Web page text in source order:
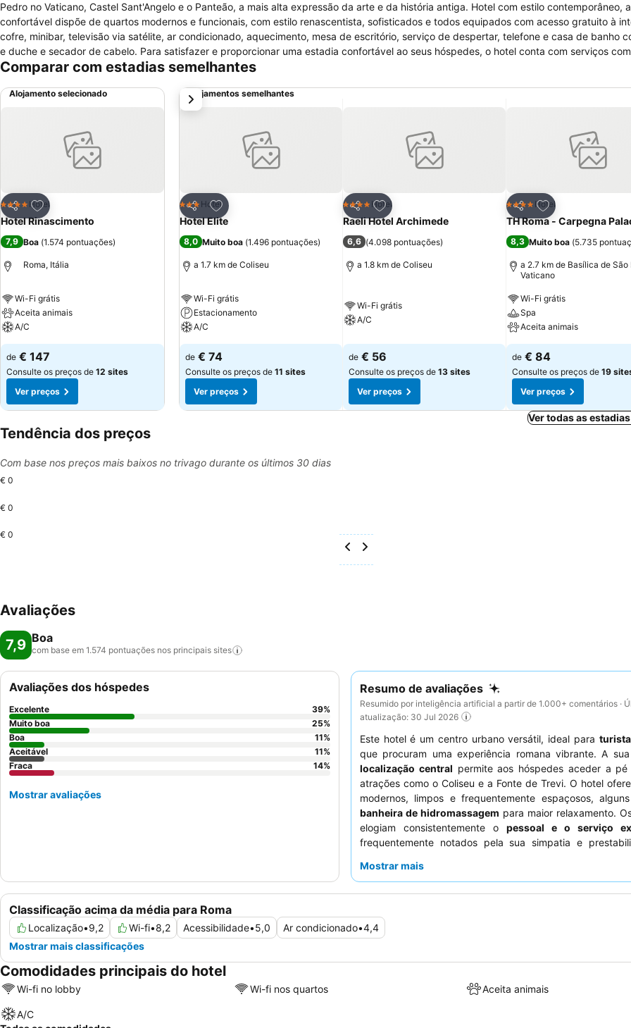
Pedro no Vaticano, Castel Sant'Angelo e o Panteão, a mais alta expressão da arte e da história antiga. Hotel com estilo contemporâneo,
confortável dispõe de quartos modernos e funcionais, com estilo renascentista, sofisticados e todos equipados com acesso gratuito à
cofre, minibar, televisão via satélite, ar condicionado, aquecimento, mesa de escritório, serviço de despertar, telefone e casa de banho
e duche e secador de cabelo. Para satisfazer e proporcionar uma estadia confortável ao seus hóspedes, o hotel conta com serviços
recepção 24 horas com equipa multilíngue, serviço de concierge, pequeno-almoço buffet, serviço de quartos, serviço de lavandaria,
Comparar com estadias semelhantes
Alojamento selecionado
Partilhar
Adicionar aos favoritos
4 EstrelasHotel
Hotel Rinascimento
7,9 Boa (1.574 pontuações)
Roma, Itália
Wi-Fi grátis
Aceita animais
A/C
de € 147
Consulte os preços de 12 sites
Ver preços
Alojamentos semelhantes
Partilhar
Adicionar aos favoritos
3 Estrelas
Hotel
Hotel Elite
8,0 Muito boa (1.496 pontuações)
a 1.7 km de Coliseu
Wi-Fi grátis
Estacionamento
A/C
de € 74
Consulte os preços de 11 sites
Ver preços
Partilhar
Adicionar aos favoritos
4 EstrelasHotel
Raeli Hotel Archimede
6,6 (4.098 pontuações)
a 1.8 km de Coliseu
Wi-Fi grátis
A/C
de € 56
Consulte os preços de 13 sites
Ver preços
Partilhar
Adicionar aos
4 EstrelasHotel
TH Roma - Carpegna
8,3 Muito boa (5.735
a 2.7 km de Basílica de São
Vaticano
Wi-Fi grátis
Spa
Aceita animais
de € 84
Consulte os preços de 19
Ver preços
próximo
Ver todas as
Tendência dos preços
Com base nos preços mais baixos no trivago durante os últimos 30 dias
€ 0
€ 0
€ 0
Avaliações
7,9 Boa
com base em 1.574 pontuações nos principais sites
Resumo de avaliações
Resumido por inteligência artificial a partir de 1.000+ comentários ·
atualização: 30 Jul 2026
Este hotel é um centro urbano versátil, ideal para
que procuram uma experiência romana vibrante. A sua
localização central permite aos hóspedes aceder a
atrações como o Coliseu e a Fonte de Trevi. O hotel
modernos, limpos e frequentemente espaçosos,
banheira de hidromassagem para maior relaxamento.
elogiam consistentemente o pessoal e o serviço
frequentemente notados pela sua simpatia e
como uma oferta conveniente e bem abastecida. Para
Mostrar mais
Classificação acima da média para Roma
Localização•9,2 Wi-fi•8,2 Acessibilidade•5,0 Ar condicionado•4,4
Mostrar mais classificações
Avaliações dos hóspedes
Excelente 39%
Muito boa
25%
Boa
11%
Aceitável
11%
Fraca
14%
Mostrar avaliações
Comodidades principais do hotel
Wi-fi no lobby Wi-fi nos quartos Aceita animais
A/C